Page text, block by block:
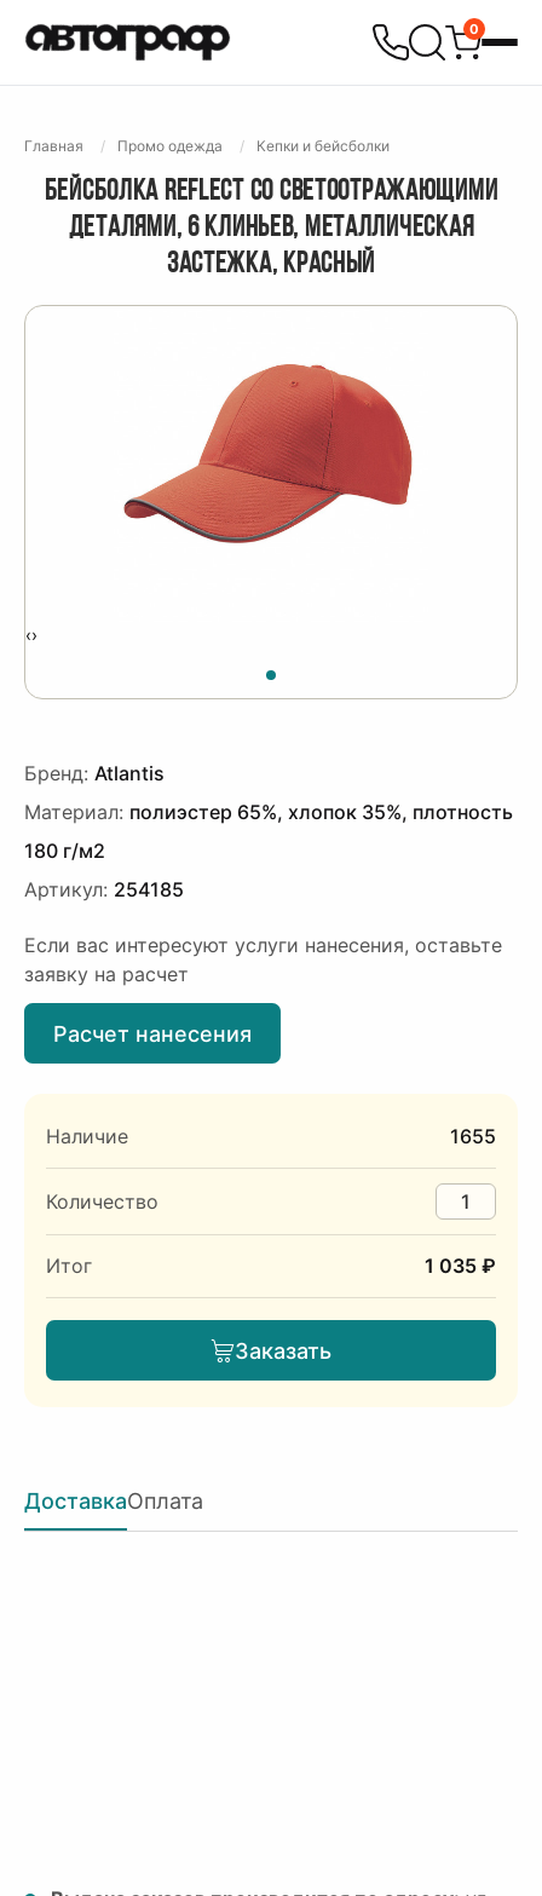
0
Главная Промо одежда Кепки и бейсболки
БЕЙСБОЛКА REFLECT СО СВЕТООТРАЖАЮЩИМИ
ДЕТАЛЯМИ, 6 КЛИНЬЕВ, МЕТАЛЛИЧЕСКАЯ
ЗАСТЕЖКА, КРАСНЫЙ
‹›
Бренд: Atlantis
Материал: полиэстер 65%, хлопок 35%, плотность
180 г/м2
Артикул: 254185
Если вас интересуют услуги нанесения, оставьте
заявку на расчет
Расчет нанесения
Наличие 1655
Количество
Итог 1 035 ₽
Заказать
ДоставкаОплата